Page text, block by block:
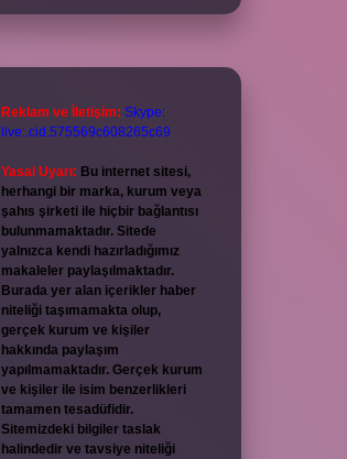
Reklam ve İletişim: Skype:
live:.cid.575569c608265c69
Yasal Uyarı: Bu internet sitesi,
herhangi bir marka, kurum veya
şahıs şirketi ile hiçbir bağlantısı
bulunmamaktadır. Sitede
yalnızca kendi hazırladığımız
makaleler paylaşılmaktadır.
Burada yer alan içerikler haber
niteliği taşımamakta olup,
gerçek kurum ve kişiler
hakkında paylaşım
yapılmamaktadır. Gerçek kurum
ve kişiler ile isim benzerlikleri
tamamen tesadüfidir.
Sitemizdeki bilgiler taslak
halindedir ve tavsiye niteliği